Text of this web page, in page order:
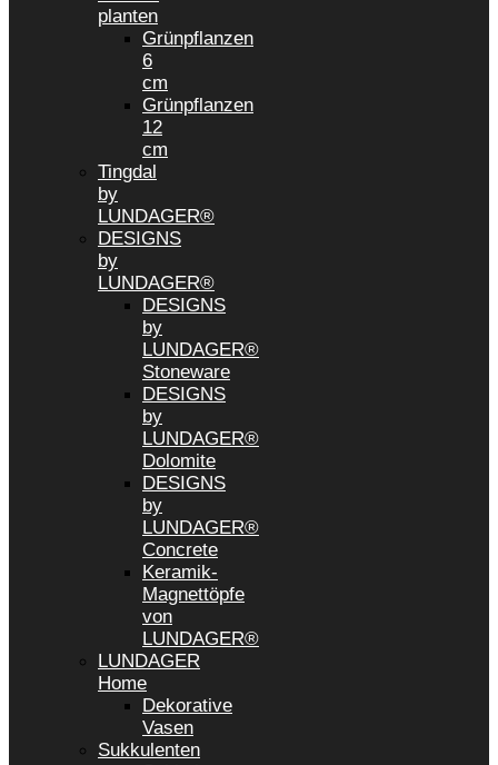
planten
Grünpflanzen
6
cm
Grünpflanzen
12
cm
Tingdal
by
LUNDAGER®
DESIGNS
by
LUNDAGER®
DESIGNS
by
LUNDAGER®
Stoneware
DESIGNS
by
LUNDAGER®
Dolomite
DESIGNS
by
LUNDAGER®
Concrete
Keramik-
Magnettöpfe
von
LUNDAGER®
LUNDAGER
Home
Dekorative
Vasen
Sukkulenten